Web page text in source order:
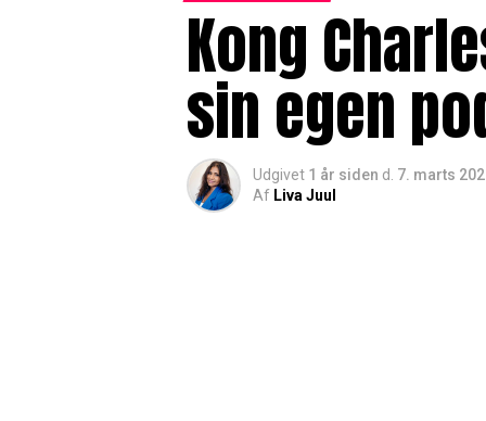
Kong
sin egen
Udgivet 1 år siden d. 7. marts
Af Liva Juul